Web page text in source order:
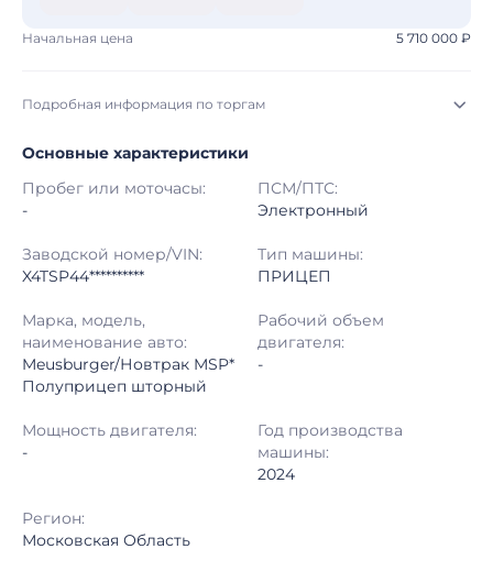
Начальная цена 5 710 000 ₽
Подробная информация по торгам
Начало торгов: 05.08.2026, 15:50 МСК
12.08.2026, 14:30 МСК
Тип аукциона: Открытые торги
Шаг торгов: 50 000 ₽
Кол-во ставок:
Регион: Московская Область
Основные характеристики
Пробег или моточасы:
-
ПСМ/ПТС:
Электронный
Заводской номер/VIN:
X4TSP44**********
Тип машины:
ПРИЦЕП
Марка, модель,
наименование авто:
Meusburger/Новтрак MSP*
Полуприцеп шторный
Рабочий объем
двигателя:
-
Мощность двигателя:
-
Год производства
машины:
2024
Регион:
Московская Область